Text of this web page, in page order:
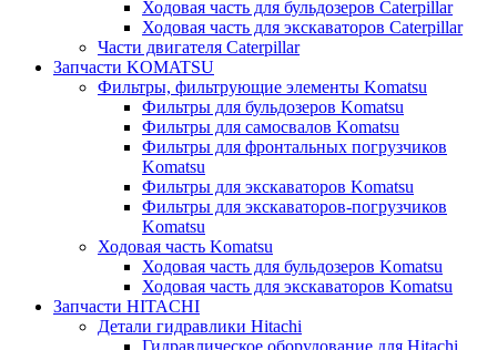
Ходовая часть для бульдозеров Caterpillar
Ходовая часть для экскаваторов Caterpillar
Части двигателя Caterpillar
Запчасти KOMATSU
Фильтры, фильтрующие элементы Komatsu
Фильтры для бульдозеров Komatsu
Фильтры для самосвалов Komatsu
Фильтры для фронтальных погрузчиков
Komatsu
Фильтры для экскаваторов Komatsu
Фильтры для экскаваторов-погрузчиков
Komatsu
Ходовая часть Komatsu
Ходовая часть для бульдозеров Komatsu
Ходовая часть для экскаваторов Komatsu
Запчасти HITACHI
Детали гидравлики Hitachi
Гидравлическое оборудование для Hitachi